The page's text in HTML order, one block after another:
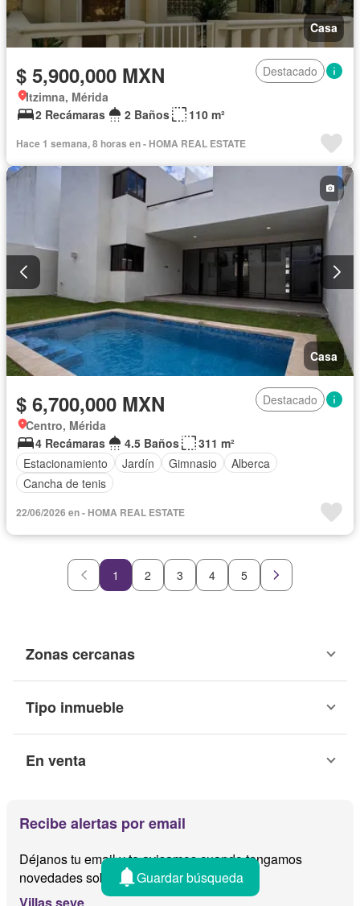
Casa
$ 5,900,000 MXN
Destacado
Itzimna, Mérida
2 Recámaras
2 Baños 110 m²
Hace 1 semana, 8 horas en - HOMA REAL ESTATE
Casa
$ 6,700,000 MXN
Destacado
Centro, Mérida
4 Recámaras
4.5 Baños
311 m²
Estacionamiento
Jardín Gimnasio
Alberca
Cancha de tenis
22/06/2026 en - HOMA REAL ESTATE
1 2 3 4 5
Zonas cercanas
Tipo inmueble
En venta
Recibe alertas por email
Déjanos tu email y te avisamos cuando tengamos
novedades sobre
Guardar búsqueda